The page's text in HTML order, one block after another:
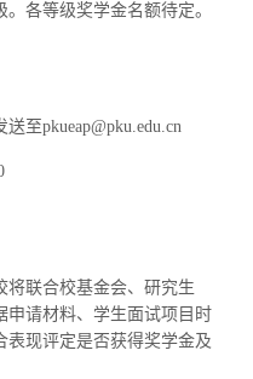
各等级奖学金名额待定。
至pkueap@pku.edu.cn
将联合校基金会、研究生
申请材料、学生面试项目时
表现评定是否获得奖学金及